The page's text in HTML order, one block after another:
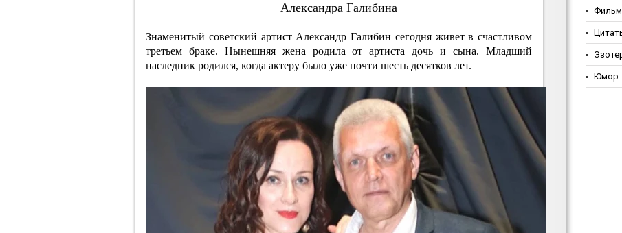
Aлeкcaндpa Гaлибинa
Знаменитый советский артист Александр Галибин сегодня живет в счастливом
третьем браке. Нынешняя жена родила от артиста дочь и сына. Младший
наследник родился, когда актеру было уже почти шесть десятков лет.
Юмор